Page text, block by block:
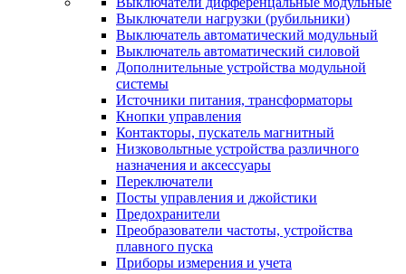
Выключатели нагрузки (рубильники)
Выключатель автоматический модульный
Выключатель автоматический силовой
Дополнительные устройства модульной
системы
Источники питания, трансформаторы
Кнопки управления
Контакторы, пускатель магнитный
Низковольтные устройства различного
назначения и аксессуары
Переключатели
Посты управления и джойстики
Предохранители
Преобразователи частоты, устройства
плавного пуска
Приборы измерения и учета